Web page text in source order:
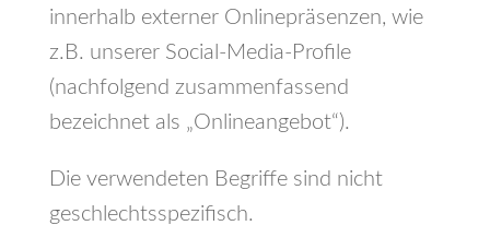
innerhalb externer Onlinepräsenzen, wie
z.B. unserer Social-Media-Profile
(nachfolgend zusammenfassend
bezeichnet als „Onlineangebot“).
Die verwendeten Begriffe sind nicht
geschlechtsspezifisch.